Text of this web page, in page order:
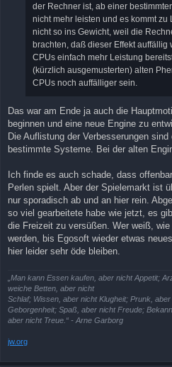
der Rechner ist, ab einer
nicht mehr leisten und es kommt
nicht so ins Gewicht, weil die
brachten, daß dieser Effekt
CPUs einfach mehr Leistung
(kürzlich ausgemusterten) alten
CPUs noch auffälliger sein.
Das war am Ende ja auch die
beginnen und eine neue Engine zu
Die Auflistung der Verbesserungen
bestimmte Systeme. Bei der alten
Ich finde es auch schade, dass
Perlen spielt. Aber der Spielemarkt ist
nur sporadisch ab und an hier rein.
so viel gearbeitete habe wie jetzt, es
die Freizeit zu versüßen. Wer weiß,
werden, bis Egosoft wieder etwas
hier leider sehr öde bleiben.
„Man kann Essen kaufen, aber nicht Appetit;
weiche Betten, aber nicht
Schlaf; Wissen, aber nicht Klugheit; Prunk,
Geborgenheit; Spaß, aber nicht Freude;
aber nicht Treue.“ - Arne Garborg
jw.org